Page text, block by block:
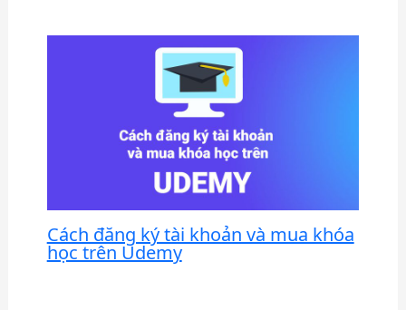
Cách đăng ký tài khoản và mua khóa
học trên Udemy